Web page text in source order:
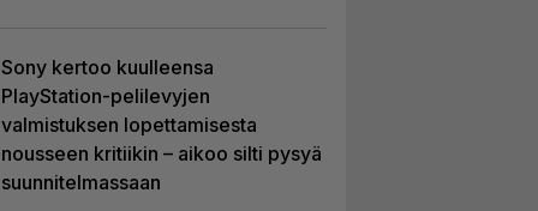
Sony kertoo kuulleensa
PlayStation-pelilevyjen
valmistuksen lopettamisesta
nousseen kritiikin – aikoo silti pysyä
suunnitelmassaan